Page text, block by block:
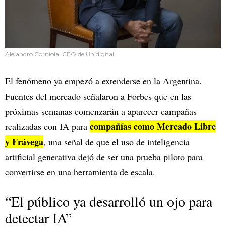
Alejandro Corniola, CEO de Unidigital
El fenómeno ya empezó a extenderse en la Argentina.
Fuentes del mercado señalaron a Forbes que en las
próximas semanas comenzarán a aparecer campañas
realizadas con IA para compañías como Mercado Libre
y Frávega, una señal de que el uso de inteligencia
artificial generativa dejó de ser una prueba piloto para
convertirse en una herramienta de escala.
“El público ya desarrolló un ojo para
detectar IA”